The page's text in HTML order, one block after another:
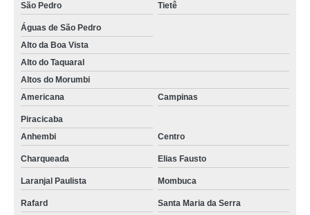
São Pedro Tietê
Águas de São Pedro
Alto da Boa Vista
Alto do Taquaral
Altos do Morumbi
Americana
Campinas
Piracicaba
Anhembi
Centro
Charqueada Elias Fausto
Laranjal Paulista Mombuca
Rafard
Santa Maria da Serra